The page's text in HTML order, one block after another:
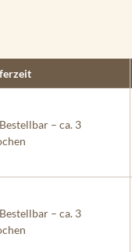
Bestellbar – ca. 3
Bestellbar – ca. 3